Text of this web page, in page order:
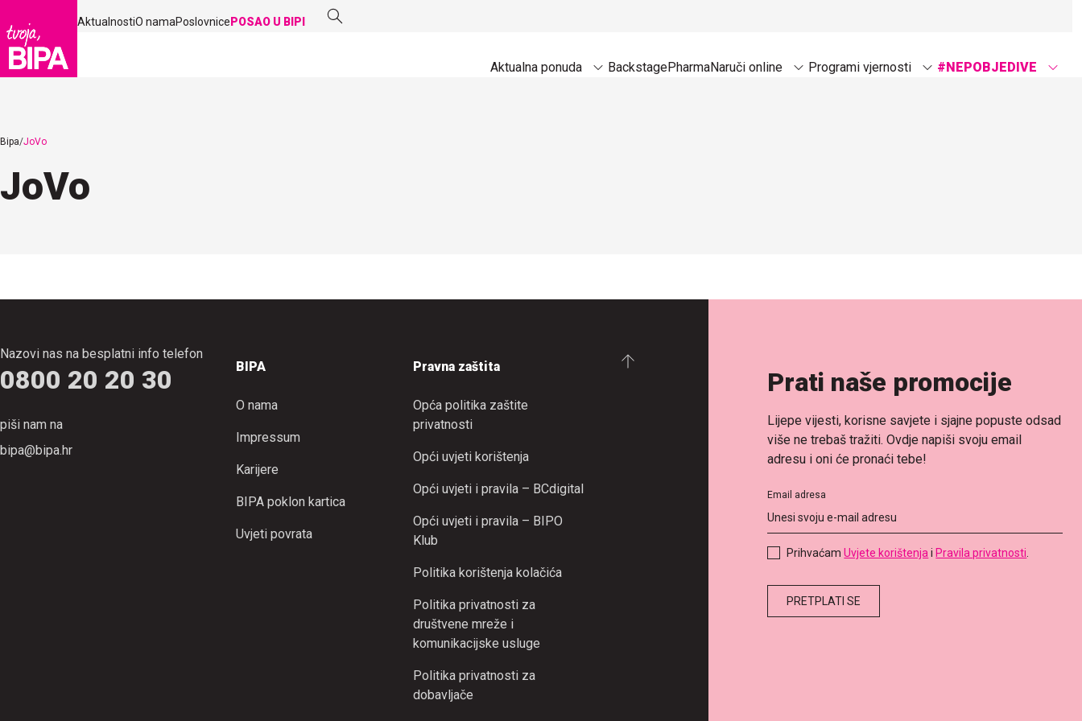
Aktualna ponuda BackstagePharmaNaruči online Programi vjernosti #NEPOBJEDIVE
AktualnostiO namaPoslovnice POSAO U BIPI
Bipa JoVo
JoVo
Nazovi nas na besplatni info telefon
0800 20 20 30
piši nam na
bipa@bipa.hr
BIPA
O nama
Impressum
Karijere
BIPA poklon kartica
Uvjeti povrata
Pravna zaštita
Opća politika zaštite
privatnosti
Opći uvjeti korištenja
Opći uvjeti i pravila – BCdigital
Opći uvjeti i pravila – BIPO
Klub
Politika korištenja kolačića
Politika privatnosti za
društvene mreže i
komunikacijske usluge
Politika privatnosti za
dobavljače
Prati naše promocije
Lijepe vijesti, korisne savjete i sjajne popuste odsad
više ne trebaš tražiti. Ovdje napiši svoju email
adresu i oni će pronaći tebe!
Email adresa
PrihvaćamUvjete korištenja iPravila privatnosti